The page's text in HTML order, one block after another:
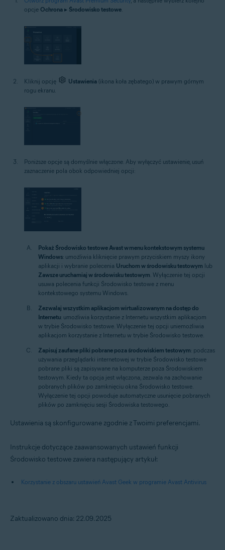
opcje Ochrona ▸ Środowisko testowe.
Kliknij opcję Ustawienia (ikona koła zębatego) w prawym górnym
rogu ekranu.
Poniższe opcje są domyślnie włączone. Aby wyłączyć ustawienie, usuń
zaznaczenie pola obok odpowiedniej opcji:
Pokaż Środowisko testowe Avast w menu kontekstowym systemu
Windows: umożliwia kliknięcie prawym przyciskiem myszy ikony
aplikacji i wybranie polecenia Uruchom w środowisku testowym lub
Zawsze uruchamiaj w środowisku testowym . Wyłączenie tej opcji
usuwa polecenia funkcji Środowisko testowe z menu
kontekstowego systemu Windows.
Zezwalaj wszystkim aplikacjom wirtualizowanym na dostęp do
Internetu: umożliwia korzystanie z Internetu wszystkim aplikacjom
w trybie Środowisko testowe. Wyłączenie tej opcji uniemożliwia
aplikacjom korzystanie z Internetu w trybie Środowisko testowe.
Zapisuj zaufane pliki pobrane poza środowiskiem testowym: podczas
używania przeglądarki internetowej w trybie Środowisko testowe
pobrane pliki są zapisywane na komputerze poza Środowiskiem
testowym. Kiedy ta opcja jest włączona, zezwala na zachowanie
pobranych plików po zamknięciu okna Środowisko testowe.
Wyłączenie tej opcji powoduje automatyczne usunięcie pobranych
plików po zamknięciu sesji Środowiska testowego.
Ustawienia są skonfigurowane zgodnie z Twoimi preferencjami.
Instrukcje dotyczące zaawansowanych ustawień funkcji
Środowisko testowe zawiera następujący artykuł:
Korzystanie z obszaru ustawień Avast Geek w programie Avast Antivirus
Zaktualizowano dnia: 22.09.2025